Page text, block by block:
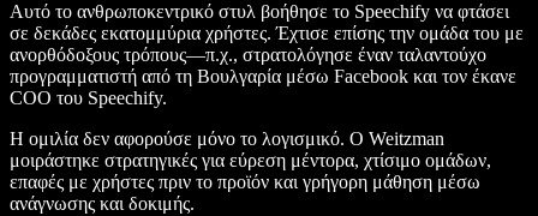
Αυτό το ανθρωποκεντρικό στυλ βοήθησε το Speechify να φτάσει
σε δεκάδες εκατομμύρια χρήστες. Έχτισε επίσης την ομάδα του με
ανορθόδοξους τρόπους—π.χ., στρατολόγησε έναν ταλαντούχο
προγραμματιστή από τη Βουλγαρία μέσω Facebook και τον έκανε
COO του Speechify.
Η ομιλία δεν αφορούσε μόνο το λογισμικό. Ο Weitzman
μοιράστηκε στρατηγικές για εύρεση μέντορα, χτίσιμο ομάδων,
επαφές με χρήστες πριν το προϊόν και γρήγορη μάθηση μέσω
ανάγνωσης και δοκιμής.